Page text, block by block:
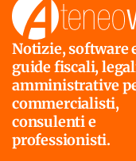
Notizie, software
guide fiscali,
amministrative
commercialisti,
consulenti e
professionisti.